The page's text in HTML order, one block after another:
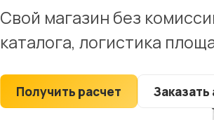
Свой магазин без
каталога, логистика
Получить расчет Заказать